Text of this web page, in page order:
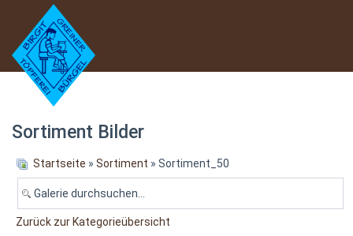
Sortiment Bilder
Startseite » Sortiment » Sortiment_50
Zurück zur Kategorieübersicht